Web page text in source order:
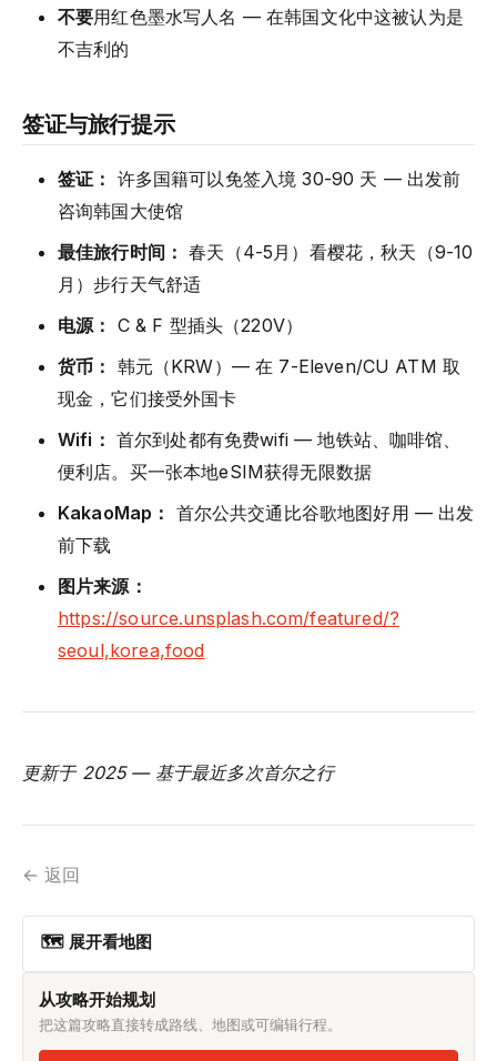
不要用红色墨水写人名 — 在韩国文化中这被认为是
不吉利的
签证与旅行提示
签证： 许多国籍可以免签入境 30-90 天 — 出发前
咨询韩国大使馆
最佳旅行时间： 春天（4-5月）看樱花，秋天（9-10
月）步行天气舒适
电源： C & F 型插头（220V）
货币： 韩元（KRW）— 在 7-Eleven/CU ATM 取
现金，它们接受外国卡
Wifi： 首尔到处都有免费wifi — 地铁站、咖啡馆、
便利店。买一张本地eSIM获得无限数据
KakaoMap： 首尔公共交通比谷歌地图好用 — 出发
前下载
图片来源：
https://source.unsplash.com/featured/?
seoul,korea,food
更新于 2025 — 基于最近多次首尔之行
← 返回
🗺 展开看地图
从攻略开始规划
把这篇攻略直接转成路线、地图或可编辑行程。